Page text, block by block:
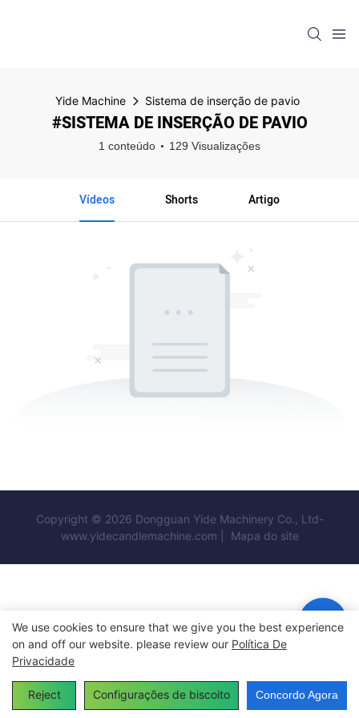
Yide Machine Sistema de inserção de pavio
#SISTEMA DE INSERÇÃO DE PAVIO
1 conteúdo 129 Visualizações
Vídeos Shorts Artigo
Copyright © 2026 Dongguan Yide Machinery Co., Ltd-
www.yidecandlemachine.com |
Mapa do site
We use cookies to ensure that we give you the best experience
on and off our website. please review our Política De
Privacidade
Reject Configurações de biscoito Concordo Agora